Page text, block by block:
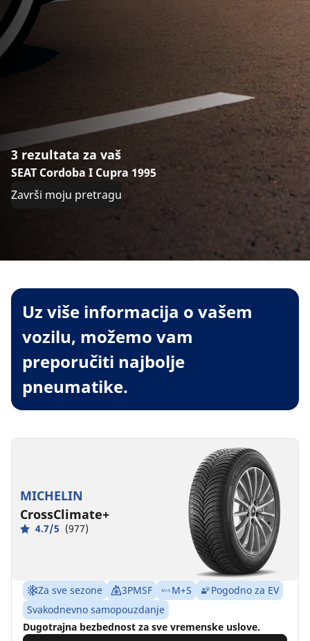
3 rezultata za vaš
SEAT Cordoba I Cupra 1995
Završi moju pretragu
Uz više informacija o vašem
vozilu, možemo vam
preporučiti najbolje
pneumatike.
MICHELIN
CrossClimate+
4.7/5 (977)
Za sve sezone 3PMSF M+S
Pogodno za EV
Svakodnevno samopouzdanje
Dugotrajna bezbednost za sve vremenske uslove.